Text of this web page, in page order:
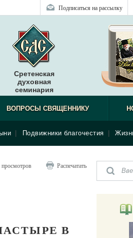
Подписаться на рассылку
Сретенская
духовная
семинария
Подвижники благочестия
ВОПРОСЫ СВЯЩЕННИКУ
Распечатать
В